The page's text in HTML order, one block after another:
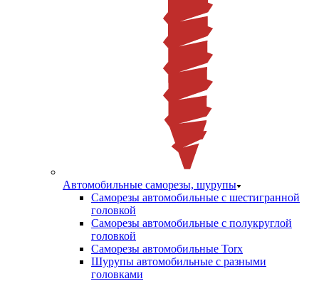
Автомобильные саморезы, шурупы
Саморезы автомобильные с шестигранной
головкой
Саморезы автомобильные с полукруглой
головкой
Саморезы автомобильные Torx
Шурупы автомобильные с разными
головками